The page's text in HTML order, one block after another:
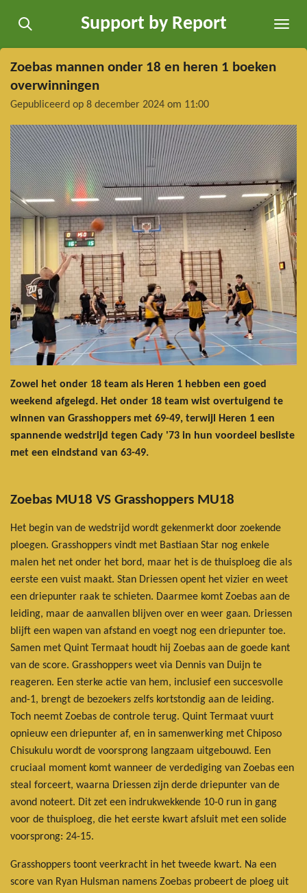
direct
naar
de
hoofdinhoud
Support by Report
Zoebas mannen onder 18 en heren 1 boeken
overwinningen
Gepubliceerd op 8 december 2024 om 11:00
Zowel het onder 18 team als Heren 1 hebben een goed
weekend afgelegd. Het onder 18 team wist overtuigend te
winnen van Grasshoppers met 69-49, terwijl Heren 1 een
spannende wedstrijd tegen Cady '73 in hun voordeel besliste
met een eindstand van 63-49.
Zoebas MU18 VS Grasshoppers MU18
Het begin van de wedstrijd wordt gekenmerkt door zoekende
ploegen. Grasshoppers vindt met Bastiaan Star nog enkele
malen het net onder het bord, maar het is de thuisploeg die als
eerste een vuist maakt. Stan Driessen opent het vizier en weet
een driepunter raak te schieten. Daarmee komt Zoebas aan de
leiding, maar de aanvallen blijven over en weer gaan. Driessen
blijft een wapen van afstand en voegt nog een driepunter toe.
Samen met Quint Termaat houdt hij Zoebas aan de goede kant
van de score. Grasshoppers weet via Dennis van Duijn te
reageren. Een sterke actie van hem, inclusief een succesvolle
and-1, brengt de bezoekers zelfs kortstondig aan de leiding.
Toch neemt Zoebas de controle terug. Quint Termaat vuurt
opnieuw een driepunter af, en in samenwerking met Chiposo
Chisukulu wordt de voorsprong langzaam uitgebouwd. Een
cruciaal moment komt wanneer de verdediging van Zoebas een
steal forceert, waarna Driessen zijn derde driepunter van de
avond noteert. Dit zet een indrukwekkende 10-0 run in gang
voor de thuisploeg, die het eerste kwart afsluit met een solide
voorsprong: 24-15.
Grasshoppers toont veerkracht in het tweede kwart. Na een
score van Ryan Hulsman namens Zoebas probeert de ploeg uit